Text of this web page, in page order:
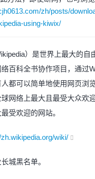
zh/posts/
using-kiwix/
）是世界上最大的自
络百科全书协作项目，通过
都可以简单地使用网页浏
网络上最大且最受大众欢
受欢迎的网站。
wiki/
城黑名单。